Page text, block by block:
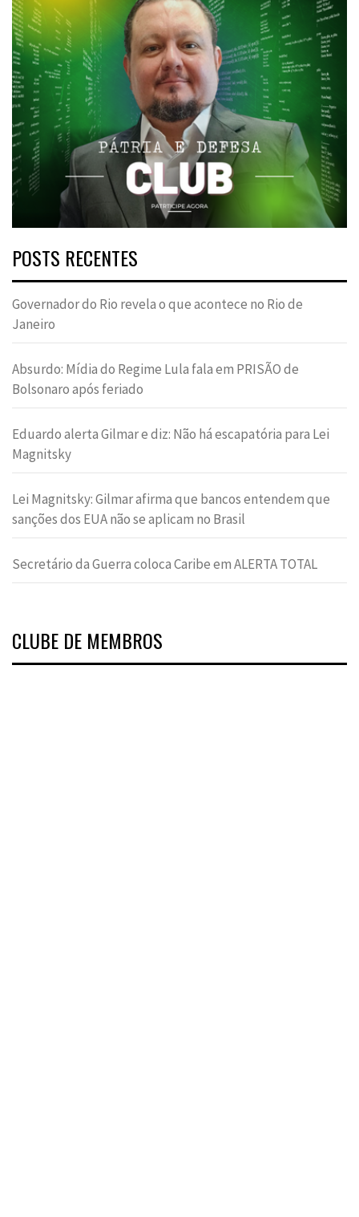
POSTS RECENTES
Governador do Rio revela o que acontece no Rio de
Janeiro
Absurdo: Mídia do Regime Lula fala em PRISÃO de
Bolsonaro após feriado
Eduardo alerta Gilmar e diz: Não há escapatória para Lei
Magnitsky
Lei Magnitsky: Gilmar afirma que bancos entendem que
sanções dos EUA não se aplicam no Brasil
Secretário da Guerra coloca Caribe em ALERTA TOTAL
CLUBE DE MEMBROS